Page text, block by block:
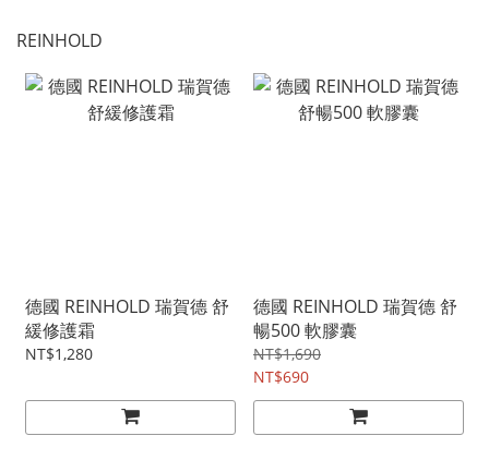
REINHOLD
德國 REINHOLD 瑞賀德 舒
緩修護霜
NT$1,280
德國 REINHOLD 瑞賀德 舒
暢500 軟膠囊
NT$1,690
NT$690